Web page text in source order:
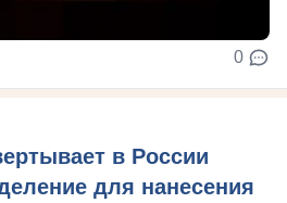
0
в России
для нанесения